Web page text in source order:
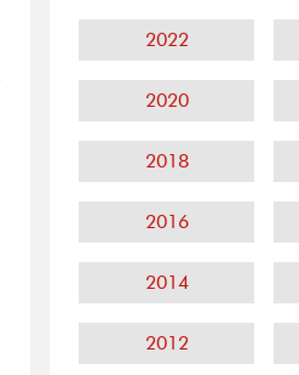
2022
2020
2018
2016
2014
2012